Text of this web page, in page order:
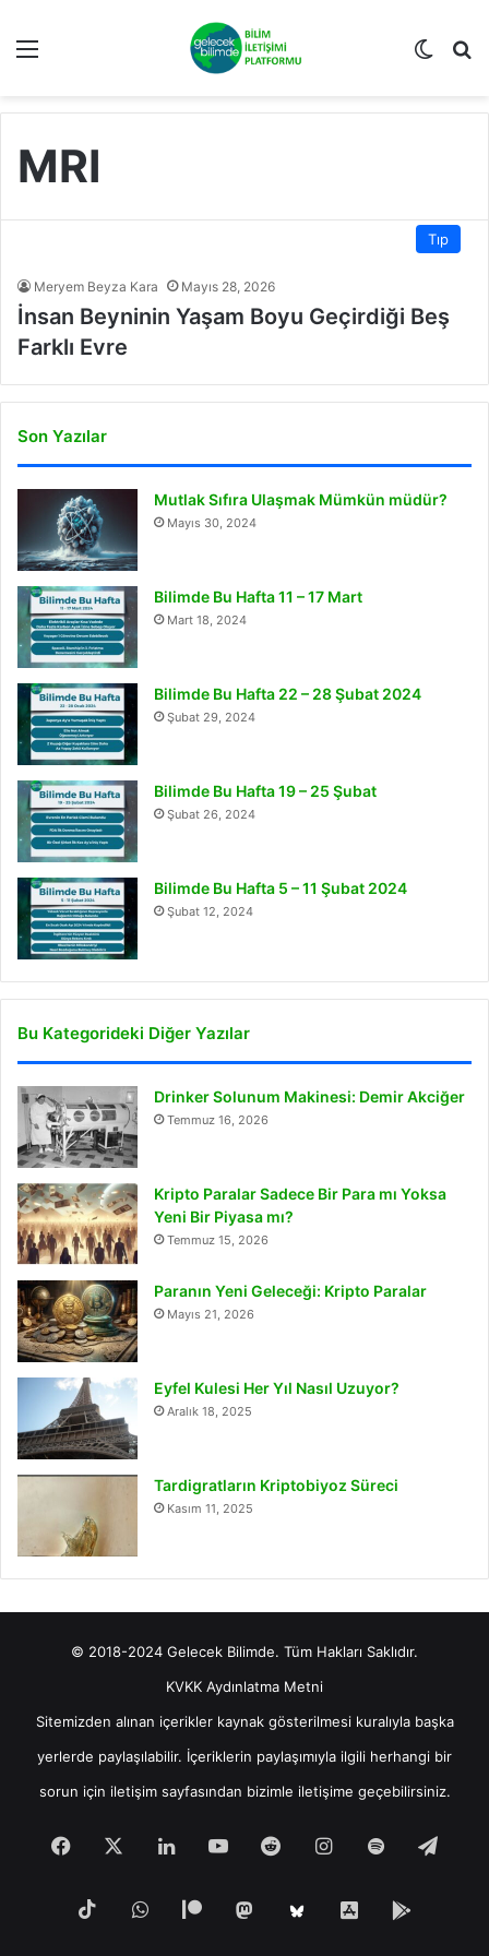
Dış
MRI
Tıp
Meryem Beyza Kara Mayıs 28, 2026
İnsan Beyninin Yaşam Boyu Geçirdiği Beş
Farklı Evre
Son Yazılar
Mutlak Sıfıra Ulaşmak Mümkün müdür?
Mayıs 30, 2024
Bilimde Bu Hafta 11 – 17 Mart
Mart 18, 2024
Bilimde Bu Hafta 22 – 28 Şubat 2024
Şubat 29, 2024
Bilimde Bu Hafta 19 – 25 Şubat
Şubat 26, 2024
Bilimde Bu Hafta 5 – 11 Şubat 2024
Şubat 12, 2024
Bu Kategorideki Diğer Yazılar
Drinker Solunum Makinesi: Demir Akciğer
Temmuz 16, 2026
Kripto Paralar Sadece Bir Para mı Yoksa
Yeni Bir Piyasa mı?
Temmuz 15, 2026
Paranın Yeni Geleceği: Kripto Paralar
Mayıs 21, 2026
Eyfel Kulesi Her Yıl Nasıl Uzuyor?
Aralık 18, 2025
Tardigratların Kriptobiyoz Süreci
Kasım 11, 2025
© 2018-2024 Gelecek Bilimde. Tüm Hakları Saklıdır.
KVKK Aydınlatma Metni
Sitemizden alınan içerikler kaynak gösterilmesi kuralıyla başka
yerlerde paylaşılabilir. İçeriklerin paylaşımıyla ilgili herhangi bir
sorun için iletişimsayfasından bizimle iletişime geçebilirsiniz.
Facebook LinkedInYouTubeRedditInstagram
Spotify
TikTokWhatsApp
PatreonMastodonBluesky